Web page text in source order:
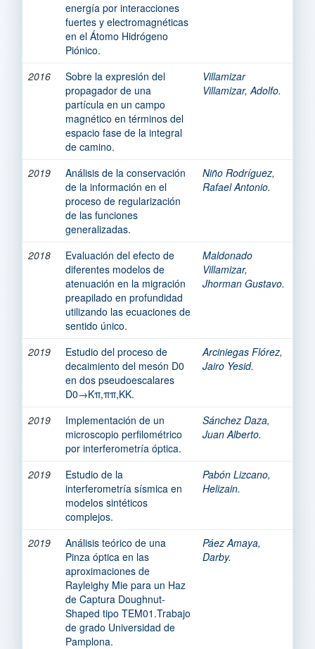
energía por interacciones
fuertes y electromagnéticas
en el Átomo Hidrógeno
Piónico.
2016
Sobre la expresión del
propagador de una
partícula en un campo
magnético en términos del
espacio fase de la integral
de camino.
Villamizar
Villamizar, Adolfo.
2019
Análisis de la conservación
de la información en el
proceso de regularización
de las funciones
generalizadas.
Niño Rodríguez,
Rafael Antonio.
2018
Evaluación del efecto de
diferentes modelos de
atenuación en la migración
preapilado en profundidad
utilizando las ecuaciones de
sentido único.
Maldonado
Villamizar,
Jhorman Gustavo.
2019
Estudio del proceso de
decaimiento del mesón D0
en dos pseudoescalares
D0→Kπ,ππ,KK.
Arciniegas Flórez,
Jairo Yesid.
2019
Implementación de un
microscopio perfilométrico
por interferometría óptica.
Sánchez Daza,
Juan Alberto.
2019
Estudio de la
interferometría sísmica en
modelos sintéticos
complejos.
Pabón Lizcano,
Helizain.
2019
Análisis teórico de una
Pinza óptica en las
aproximaciones de
Rayleighy Mie para un Haz
de Captura Doughnut-
Shaped tipo TEM01.Trabajo
de grado Universidad de
Pamplona.
Páez Amaya,
Darby.